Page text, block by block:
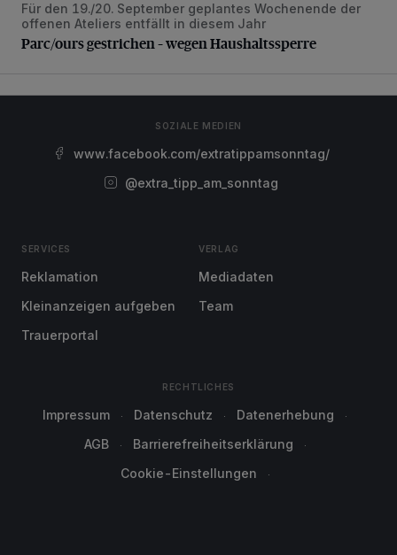
Parc/ours gestrichen – wegen Haushaltssperre
Für den 19./20. September geplantes Wochenende der
offenen Ateliers entfällt in diesem Jahr
Parc/ours gestrichen – wegen Haushaltssperre
SOZIALE MEDIEN
www.facebook.com/extratippamsonntag/
@extra_tipp_am_sonntag
SERVICES
Reklamation
Kleinanzeigen aufgeben
Trauerportal
VERLAG
Mediadaten
Team
RECHTLICHES
Impressum Datenschutz
Datenerhebung
AGB
Barrierefreiheitserklärung
Cookie-Einstellungen